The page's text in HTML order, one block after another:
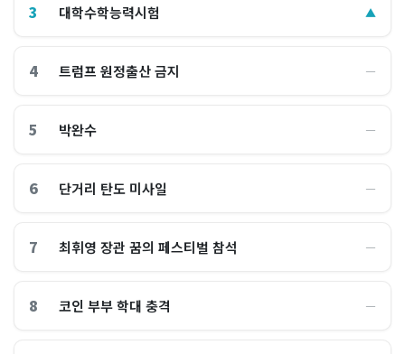
3 대학수학능력시험 ▲
4 트럼프 원정출산 금지 ―
5 박완수 ―
6 단거리 탄도 미사일 ―
7 최휘영 장관 꿈의 페스티벌 참석 ―
8 코인 부부 학대 충격 ―